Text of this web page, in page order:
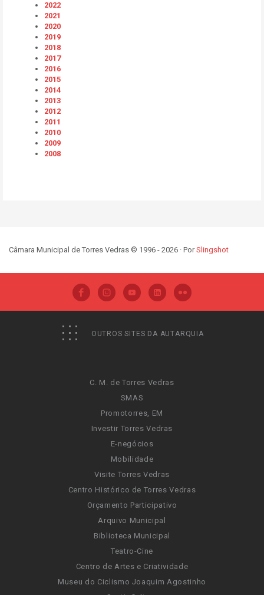
2022
2021
2020
2019
2018
2017
2016
2015
2014
2013
2012
2011
2010
2009
2008
Câmara Municipal de Torres Vedras © 1996 - 2026 · PorSlingshot
OUTROS SITES DA AUTARQUIA
C. M. de Torres Vedras
SMAS
Promotorres, EM
Investir Torres Vedras
E-negócios
Mobilidade
Visite Torres Vedras
Centro Histórico de Torres Vedras
Orçamento Participativo
Arquivo Municipal
Biblioteca Municipal
Teatro-Cine
Centro de Artes e Criatividade
Museu do Ciclismo Joaquim Agostinho